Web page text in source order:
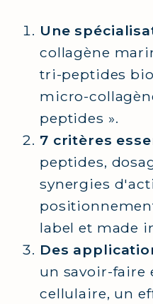
Une
collagène
tri-peptides
micro-
peptides ».
7 critères
peptides,
synergies
label et made
Des
un savoir-faire
cellulaire, un